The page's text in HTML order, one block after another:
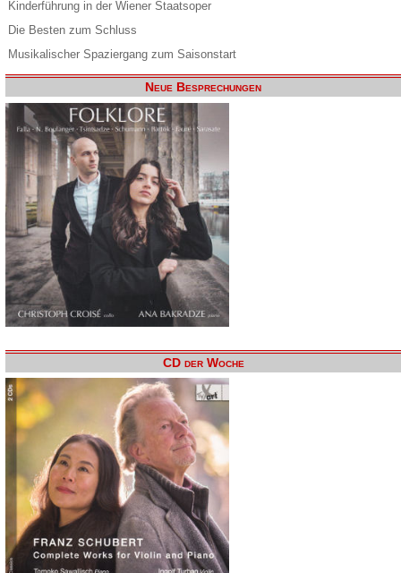
Kinderführung in der Wiener Staatsoper
Die Besten zum Schluss
Musikalischer Spaziergang zum Saisonstart
Neue Besprechungen
CD der Woche